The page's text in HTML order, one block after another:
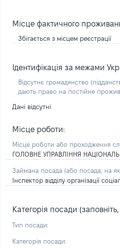
Місце фактичного
Збігається з місцем реєстрації
Ідентифікація за межами
Відсутнє громадянство
дають право на постійне
Дані відсутні
Місце роботи:
Місце роботи або проходження
ГОЛОВНЕ УПРАВЛІННЯ
Займана посада (або посада, на
Інспектор відділу організації
Категорія посади
Тип посади:
Категорія посади: